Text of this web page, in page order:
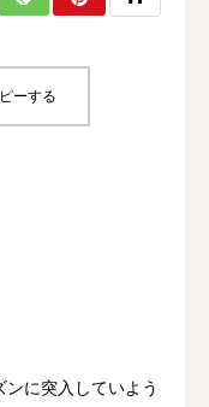
ーする
に突入していよう